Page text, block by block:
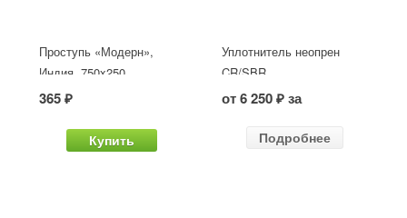
Проступь «Модерн»,
Индия, 750x250
365 ₽
Купить
Уплотнитель неопрен
CR/SBR
от 6 250 ₽ за
Подробнее